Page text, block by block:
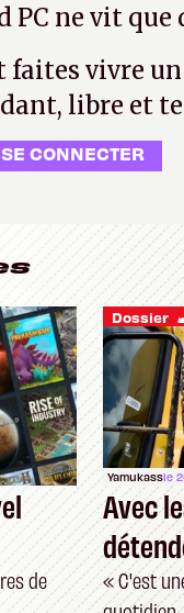
PC ne vit que
faites vivre
libre et
SE CONNECTER
de
Dossier
Yamukassle
Avec
« C'est